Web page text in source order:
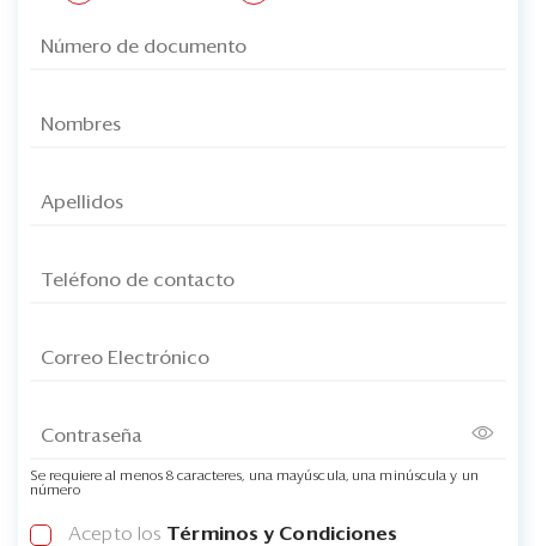
Se requiere al menos 8 caracteres, una mayúscula, una minúscula y un
número
Acepto los Términos y Condiciones